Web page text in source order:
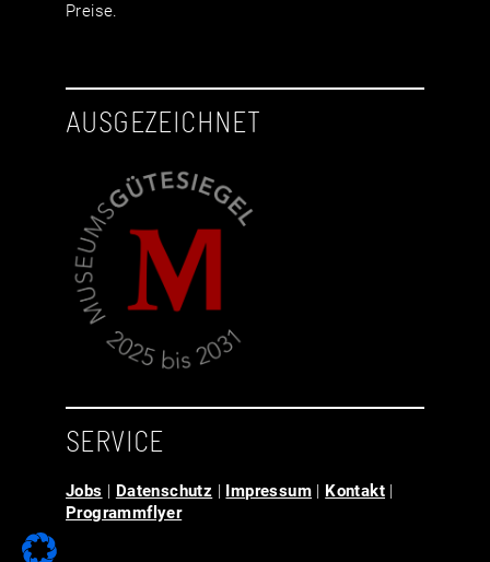
Preise.
AUSGEZEICHNET
SERVICE
Jobs | Datenschutz | Impressum | Kontakt |
Programmflyer